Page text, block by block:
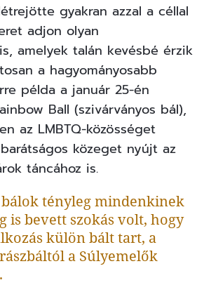
gyakran azzal a céllal
adjon olyan
amelyek talán kevésbé érzik
a hagyományosabb
példa a január 25-én
Ball (szivárványos bál),
az LMBTQ-közösséget
közeget nyújt az
táncához is.
bálok tényleg mindenkinek
is bevett szokás volt, hogy
külön bált tart, a
a Súlyemelők